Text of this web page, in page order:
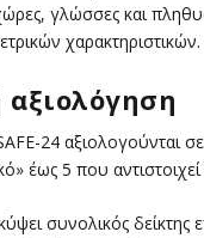
γλώσσες και
χαρακτηριστικών.
24 αξιολογούνται σε
έως 5 που αντιστοιχεί
συνολικός δείκτης